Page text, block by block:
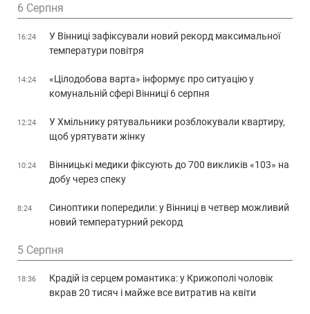
6 Серпня
16:24
У Вінниці зафіксували новий рекорд максимальної
температури повітря
14:24
«Цілодобова варта» інформує про ситуацію у
комунальній сфері Вінниці 6 серпня
12:24
У Хмільнику рятувальники розблокували квартиру,
щоб урятувати жінку
10:24
Вінницькі медики фіксують до 700 викликів «103» на
добу через спеку
8:24
Синоптики попередили: у Вінниці в четвер можливий
новий температурний рекорд
5 Серпня
18:36
Крадій із серцем романтика: у Крижополі чоловік
вкрав 20 тисяч і майже все витратив на квіти